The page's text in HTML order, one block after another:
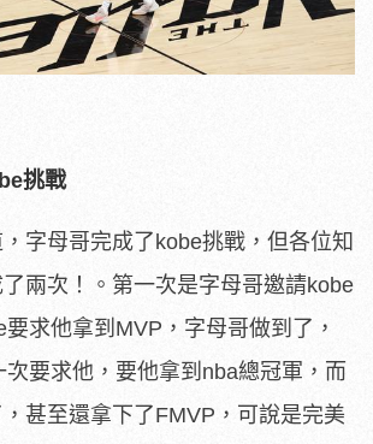
挑戰
字母哥完成了kobe挑戰，但各位知
兩次！。第一次是字母哥邀請kobe
求他拿到MVP，字母哥做到了，
次要求他，要他拿到nba總冠軍，而
甚至還拿下了FMVP，可說是完美